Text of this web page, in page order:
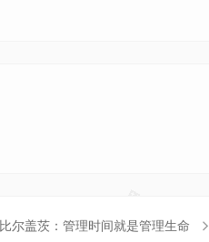
比尔盖茨：管理时间就是管理生命